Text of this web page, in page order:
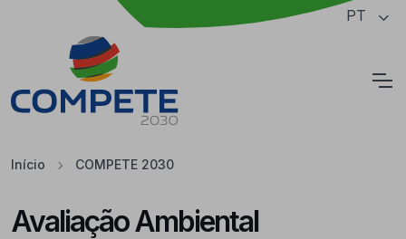
Saltar para o conteúdo principal da página PT
Início COMPETE 2030
Avaliação Ambiental